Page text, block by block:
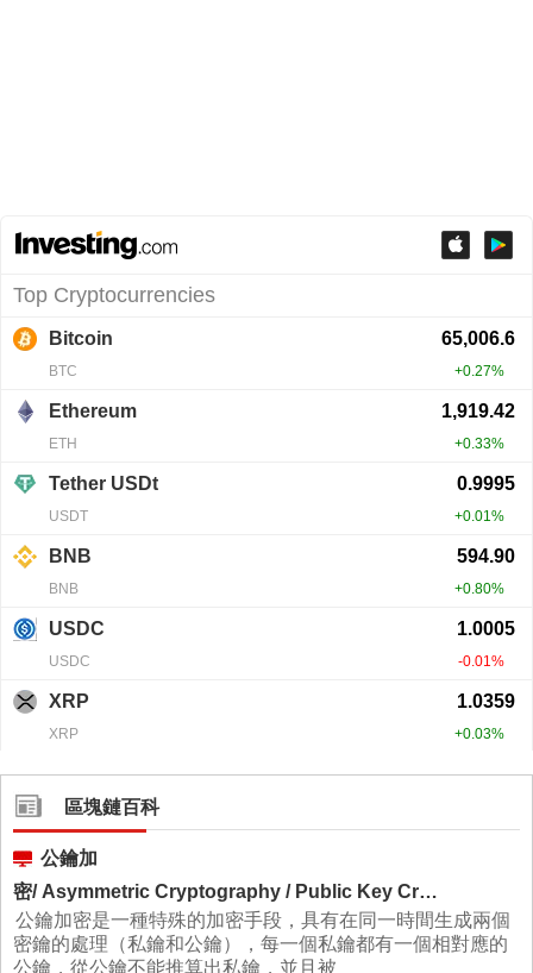
區塊鏈百科
公鑰加
密/ Asymmetric Cryptography / Public Key Cr…
公鑰加密是一種特殊的加密手段，具有在同一時間生成兩個
密鑰的處理（私鑰和公鑰），每一個私鑰都有一個相對應的
公鑰，從公鑰不能推算出私鑰，並且被